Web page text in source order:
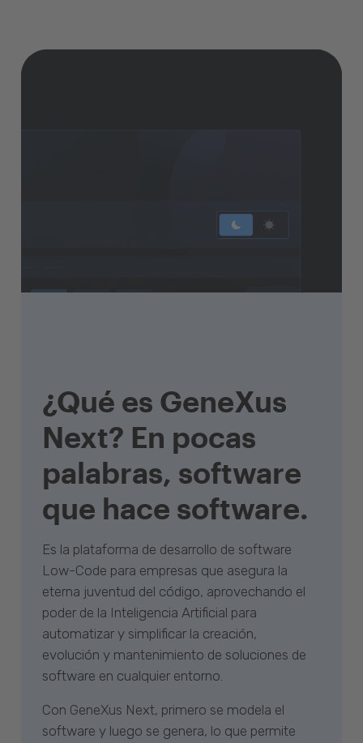
¿Qué es GeneXus
Next? En pocas
palabras, software
que hace software.
Es la plataforma de desarrollo de software
Low-Code para empresas que asegura la
eterna juventud del código, aprovechando el
poder de la Inteligencia Artificial para
automatizar y simplificar la creación,
evolución y mantenimiento de soluciones de
software en cualquier entorno.
Con GeneXus Next, primero se modela el
software y luego se genera, lo que permite